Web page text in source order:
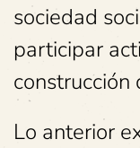
sociedad
participar
construcción
Lo anterior